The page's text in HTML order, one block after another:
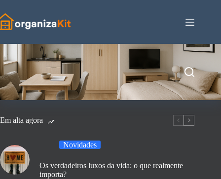
para
o
conteúdo
Em alta agora
Novidades
Os verdadeiros luxos da vida: o que realmente
importa?